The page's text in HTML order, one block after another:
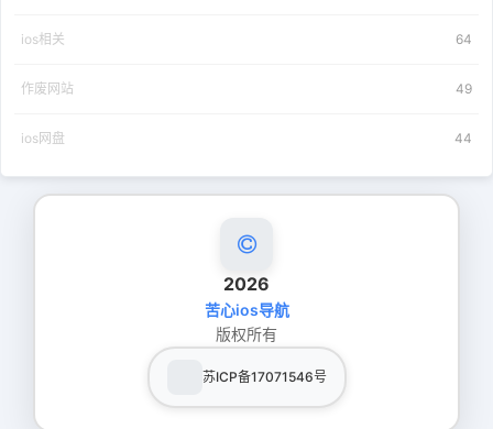
ios相关 64
作废网站 49
ios网盘 44
2026
苦心ios导航
版权所有
苏ICP备17071546号